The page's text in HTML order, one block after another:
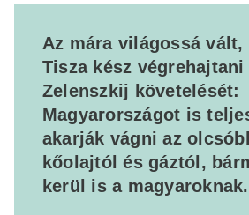
Az mára világossá vált,
Tisza kész
Zelenszkij követelését:
Magyarországot is
akarják vágni az
kőolajtól és gáztól,
kerül is a magyaroknak.